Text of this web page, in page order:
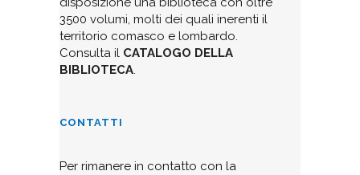
3500 volumi, molti dei quali inerenti il
territorio comasco e lombardo.
Consulta il CATALOGO DELLA
BIBLIOTECA.
CONTATTI
Per rimanere in contatto con la